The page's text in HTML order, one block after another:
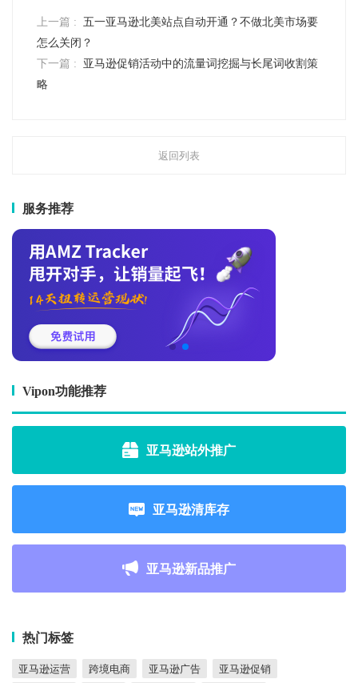
上一篇 : 五一亚马逊北美站点自动开通？不做北美市场要
怎么关闭？
下一篇 :
亚马逊促销活动中的流量词挖掘与长尾词收割策
略
返回列表
服务推荐
Vipon功能推荐
亚马逊站外推广
亚马逊清库存
亚马逊新品推广
热门标签
亚马逊运营 跨境电商 亚马逊广告
亚马逊促销